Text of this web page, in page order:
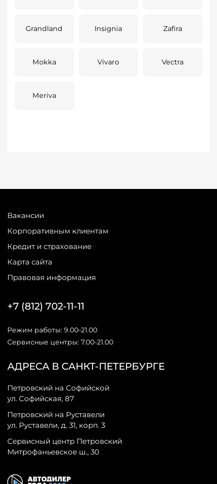
Grandland Insignia Zafira
Mokka Vivaro Vectra
Meriva
Вакансии
Корпоративным клиентам
Кредит и страхование
Карта сайта
Правовая информация
АДРЕСА В САНКТ-ПЕТЕРБУРГЕ
Петровский на Софийской
ул. Софийская, 87
Петровский на Руставели
ул. Руставели, д. 31, корп. 3
Сервисный центр Петровский
Митрофаньевское ш., 30
+7 (812) 702-11-11
Режим работы: 9.00-21.00
Сервисные центры: 7.00-21.00